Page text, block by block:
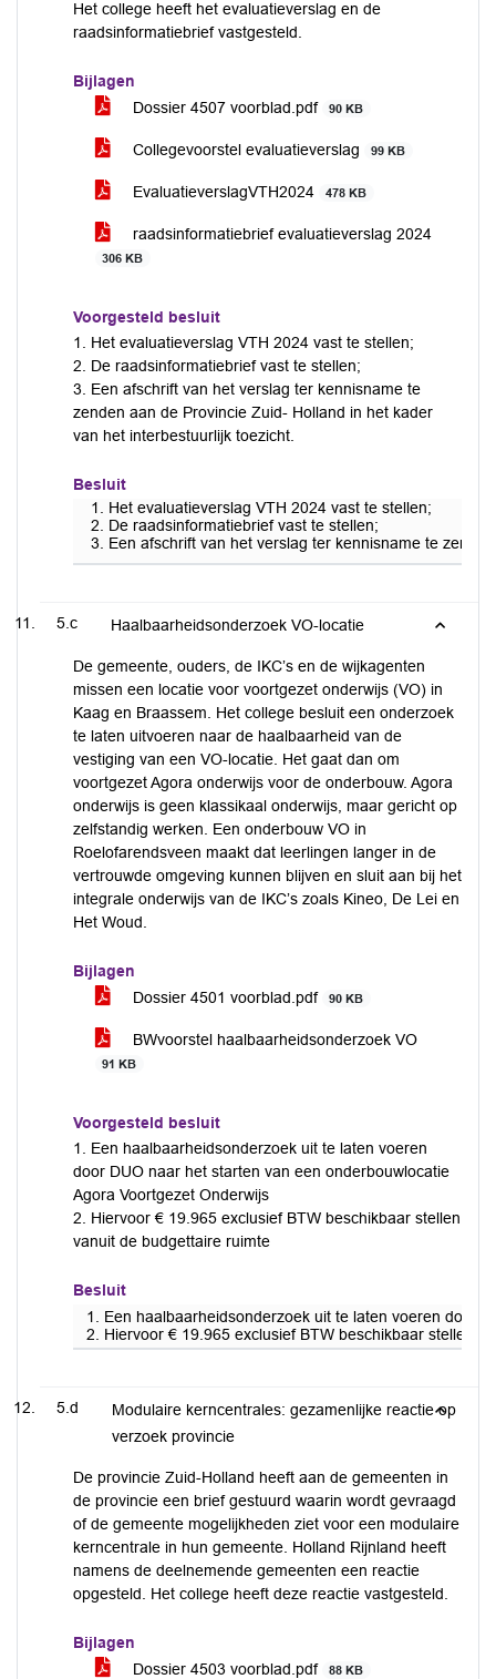
Het college heeft het evaluatieverslag en de
raadsinformatiebrief vastgesteld.
Bijlagen
Dossier 4507 voorblad.pdf
90 KB
Collegevoorstel evaluatieverslag 99 KB
EvaluatieverslagVTH2024 478 KB
raadsinformatiebrief evaluatieverslag 2024
306 KB
Voorgesteld besluit
1. Het evaluatieverslag VTH 2024 vast te stellen;
2. De raadsinformatiebrief vast te stellen;
3. Een afschrift van het verslag ter kennisname te
zenden aan de Provincie Zuid- Holland in het kader
van het interbestuurlijk toezicht.
Besluit
Het evaluatieverslag VTH 2024 vast te stellen;
De raadsinformatiebrief vast te stellen;
Een afschrift van het verslag ter kennisname te
5.c Haalbaarheidsonderzoek VO-locatie
De gemeente, ouders, de IKC’s en de wijkagenten
missen een locatie voor voortgezet onderwijs (VO) in
Kaag en Braassem. Het college besluit een onderzoek
te laten uitvoeren naar de haalbaarheid van de
vestiging van een VO-locatie. Het gaat dan om
voortgezet Agora onderwijs voor de onderbouw. Agora
onderwijs is geen klassikaal onderwijs, maar gericht op
zelfstandig werken. Een onderbouw VO in
Roelofarendsveen maakt dat leerlingen langer in de
vertrouwde omgeving kunnen blijven en sluit aan bij het
integrale onderwijs van de IKC’s zoals Kineo, De Lei en
Het Woud.
Bijlagen
Dossier 4501 voorblad.pdf
90 KB
BWvoorstel haalbaarheidsonderzoek VO
91 KB
Voorgesteld besluit
1. Een haalbaarheidsonderzoek uit te laten voeren
door DUO naar het starten van een onderbouwlocatie
Agora Voortgezet Onderwijs
2. Hiervoor € 19.965 exclusief BTW beschikbaar stellen
vanuit de budgettaire ruimte
Besluit
1. Een haalbaarheidsonderzoek uit te laten voeren door
2. Hiervoor € 19.965 exclusief BTW beschikbaar stellen
5.d
Modulaire kerncentrales: gezamenlijke reactie op
verzoek provincie
De provincie Zuid-Holland heeft aan de gemeenten in
de provincie een brief gestuurd waarin wordt gevraagd
of de gemeente mogelijkheden ziet voor een modulaire
kerncentrale in hun gemeente. Holland Rijnland heeft
namens de deelnemende gemeenten een reactie
opgesteld. Het college heeft deze reactie vastgesteld.
Bijlagen
Dossier 4503 voorblad.pdf
88 KB